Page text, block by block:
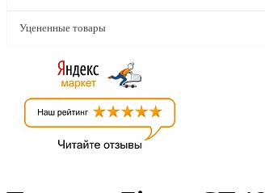
Уцененные товары